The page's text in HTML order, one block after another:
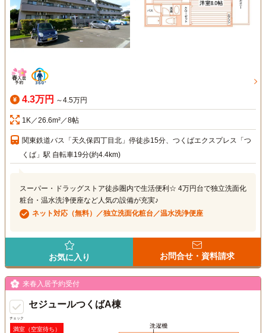
4.3万円 ～4.5万円
1K／26.6m²／8帖
関東鉄道バス「天久保四丁目北」停徒歩15分、つくばエクスプレス「つ
くば」駅 自転車19分(約4.4km)
スーパー・ドラッグストア徒歩圏内で生活便利☆ 4万円台で独立洗面化
粧台・温水洗浄便座など人気の設備が充実♪
ネット対応（無料）／独立洗面化粧台／温水洗浄便座
お気に入り お問合せ・資料請求
チェック
来春入居予約受付
セジュールつくばA棟
満室（空室待ち）